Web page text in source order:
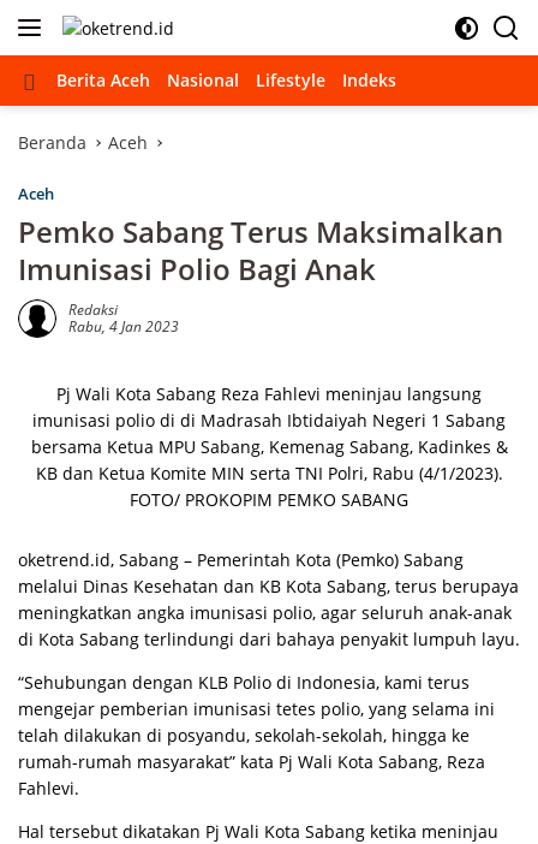
Langsung
Beranda
Berita Aceh Nasional Lifestyle Indeks
Beranda Aceh
Aceh
Pemko Sabang Terus Maksimalkan
Imunisasi Polio Bagi Anak
Redaksi
Rabu, 4 Jan 2023
Pj Wali Kota Sabang Reza Fahlevi meninjau langsung
imunisasi polio di di Madrasah Ibtidaiyah Negeri 1 Sabang
bersama Ketua MPU Sabang, Kemenag Sabang, Kadinkes &
KB dan Ketua Komite MIN serta TNI Polri, Rabu (4/1/2023).
FOTO/ PROKOPIM PEMKO SABANG
oketrend.id, Sabang – Pemerintah Kota (Pemko) Sabang
melalui Dinas Kesehatan dan KB Kota Sabang, terus berupaya
meningkatkan angka imunisasi polio, agar seluruh anak-anak
di Kota Sabang terlindungi dari bahaya penyakit lumpuh layu.
“Sehubungan dengan KLB Polio di Indonesia, kami terus
mengejar pemberian imunisasi tetes polio, yang selama ini
telah dilakukan di posyandu, sekolah-sekolah, hingga ke
rumah-rumah masyarakat” kata Pj Wali Kota Sabang, Reza
Fahlevi.
Hal tersebut dikatakan Pj Wali Kota Sabang ketika meninjau